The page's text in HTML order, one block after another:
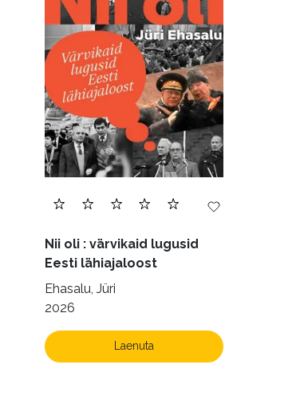
Nii oli : värvikaid lugusid
Eesti lähiajaloost
Ehasalu, Jüri
2026
Laenuta